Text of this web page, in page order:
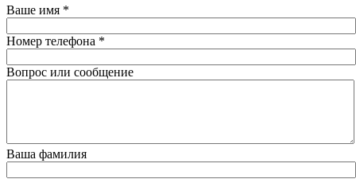
Ваше имя *
Номер телефона *
Вопрос или сообщение
Ваша фамилия